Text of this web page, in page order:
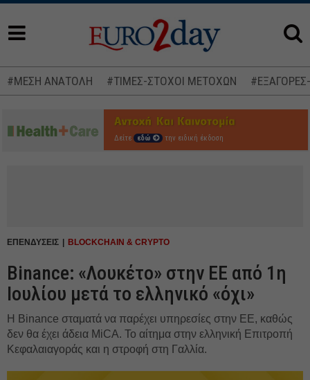
#ΜΕΣΗ ΑΝΑΤΟΛΗ #ΤΙΜΕΣ-ΣΤΟΧΟΙ ΜΕΤΟΧΩΝ
Δείτε εδώ την ειδική έκδοση
ΕΠΕΝΔΥΣΕΙΣ BLOCKCHAIN & CRYPTO
Binance: «Λουκέτο» στην ΕΕ από 1η
Ιουλίου μετά το ελληνικό «όχι»
Η Binance σταματά να παρέχει υπηρεσίες στην ΕΕ, καθώς
δεν θα έχει άδεια MiCA. Το αίτημα στην ελληνική Επιτροπή
Κεφαλαιαγοράς και η στροφή στη Γαλλία.